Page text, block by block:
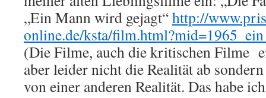
„Ein Mann wird gejagt“http://
online.de/ksta/
(Die Filme, auch die kritischen Filme
aber leider nicht die Realität ab
von einer anderen Realität. Das habe